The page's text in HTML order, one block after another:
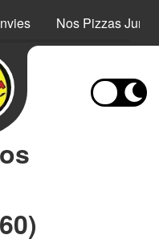
Nos Pizzas Junior